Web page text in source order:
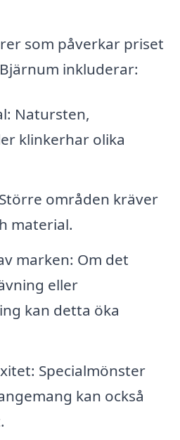
som påverkar priset
inkluderar:
Natursten,
klinkerhar olika
områden kräver
material.
marken: Om det
eller
kan detta öka
Specialmönster
kan också